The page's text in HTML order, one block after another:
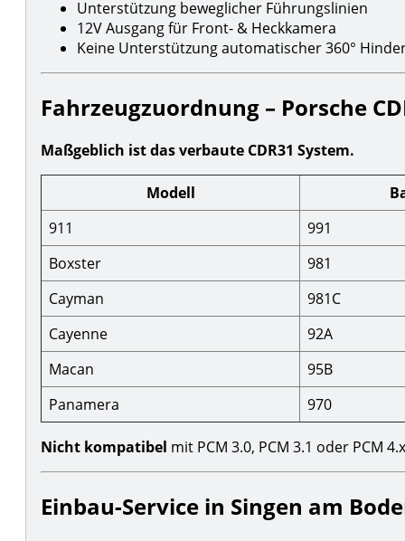
Unterstützung beweglicher Führungslinien
12V Ausgang für Front- & Heckkamera
Keine Unterstützung automatischer 360°
Fahrzeugzuordnung – Porsche
Maßgeblich ist das verbaute CDR31 System.
Modell
911
991
Boxster
981
Cayman
981C
Cayenne
92A
Macan
95B
Panamera
970
Nicht kompatibel mit PCM 3.0, PCM 3.1 oder PCM
Einbau-Service in Singen am